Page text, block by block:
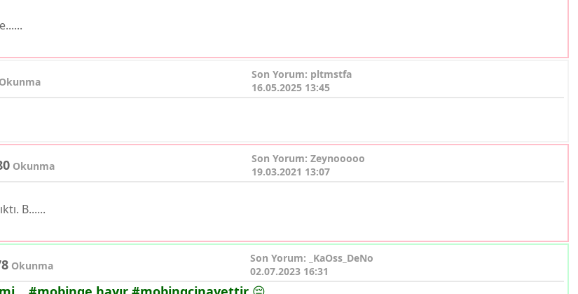
Okunma
Son Yorum: pltmstfa
16.05.2025 13:45
Okunma
Son Yorum: Zeynooooo
19.03.2021 13:07
B......
Okunma
Son Yorum: _KaOss_DeNo
02.07.2023 16:31